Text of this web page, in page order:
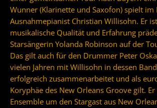
Wunner (Klarinette und Saxofon) spielt im
Ausnahmepianist Christian Willisohn. Er
musikalische Qualität und Erfahrung
Starsängerin Yolanda Robinson auf der
Das gilt auch für den Drummer Peter
vielen Jahren mit Willisohn in dessen
erfolgreich zusammenarbeitet und als
Koryphäe des New Orleans Groove gilt.
Ensemble um den Stargast aus New